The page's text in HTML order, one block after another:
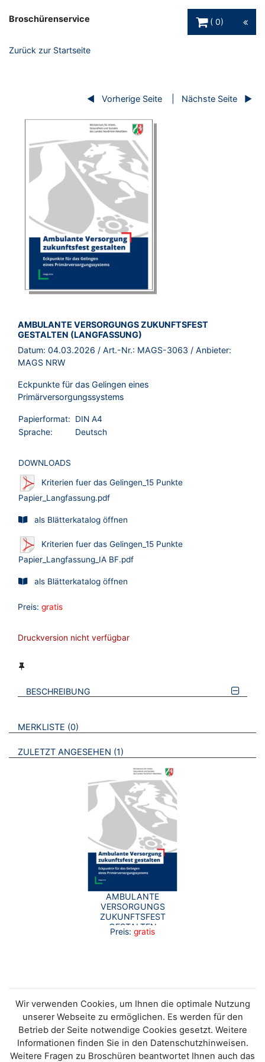
Broschürenservice
0
Zurück zur Startseite
Vorherige Seite Nächste Seite
BROSCHÜRE:
AMBULANTE VERSORGUNGS ZUKUNFTSFEST
GESTALTEN (LANGFASSUNG)
Datum: 04.03.2026 / Art.-Nr.: MAGS-3063 / Anbieter:
MAGS NRW
Eckpunkte für das Gelingen eines
Primärversorgungssystems
Papierformat:
DIN A4
Sprache:
Deutsch
DOWNLOADS
Kriterien fuer das Gelingen_15 Punkte
Papier_Langfassung.pdf
als Blätterkatalog öffnen
Kriterien fuer das Gelingen_15 Punkte
Papier_Langfassung_IA BF.pdf
als Blätterkatalog öffnen
Preis: gratis
Druckversion nicht verfügbar
BESCHREIBUNG
VERWEISE AUF VERMERKTE- ODER ZULETZT ANGESEHENE
MERKLISTE 0 BROSCHÜREN
ZULETZT ANGESEHEN 1 BROSCHÜREN
AMBULANTE
VERSORGUNGS
ZUKUNFTSFEST
GESTALTEN
(LANGFASSUNG)
Preis: gratis
Wir verwenden Cookies, um Ihnen die optimale Nutzung
unserer Webseite zu ermöglichen. Es werden für den
Betrieb der Seite notwendige Cookies gesetzt. Weitere
Informationen finden Sie in den Datenschutzhinweisen.
Weitere Fragen zu Broschüren beantwortet Ihnen auch das